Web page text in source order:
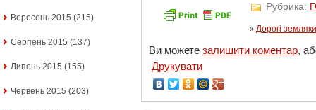
Вересень 2015 (215)
Серпень 2015 (137)
Липень 2015 (155)
Червень 2015 (203)
Рубрика:
« Дорогі
Ви можете залишити коментар,
Друкувати